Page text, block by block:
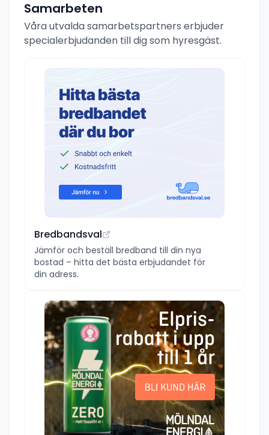
Samarbeten
Våra utvalda samarbetspartners erbjuder
specialerbjudanden till dig som hyresgäst.
Bredbandsval
Jämför och beställ bredband till din nya
bostad – hitta det bästa erbjudandet för
din adress.